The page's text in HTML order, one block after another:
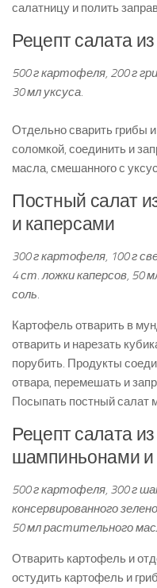
салатницу и полить
Рецепт салата
500 г картофеля, 200 г
30 мл уксуса.
Отдельно сварить грибы
соломкой, соединить и
масла, смешанного с
Постный салат
и каперсами
300 г картофеля, 100 г
4 ст. ложки каперсов, 50
соль.
Картофель отварить в
отварить и нарезать
порубить. Продукты
отвара, перемешать и
Посыпать постный салат
Рецепт салата
шампиньонами
500 г картофеля, 300 г
консервированного
50 мл растительного
Отварить картофель и
остудить картофель и